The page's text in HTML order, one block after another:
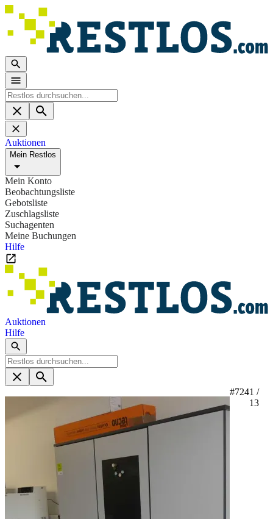
Auktionen
Mein Restlos
Mein Konto
Beobachtungsliste
Gebotsliste
Zuschlagsliste
Suchagenten
Meine Buchungen
Hilfe
Auktionen
Hilfe
#7241 /
13